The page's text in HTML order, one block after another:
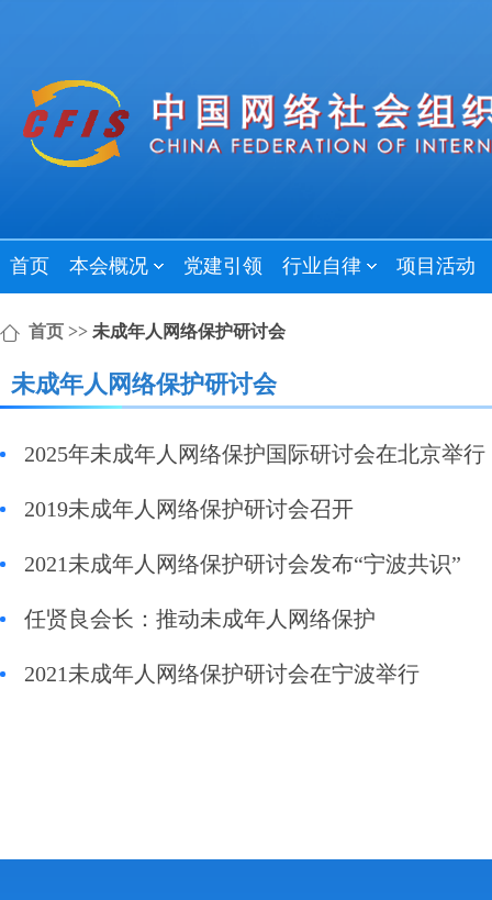
首页 本会概况 党建引领 行业自律 项目活动
首页 >> 未成年人网络保护研讨会
未成年人网络保护研讨会
2025年未成年人网络保护国际研讨会在北京举行
2019未成年人网络保护研讨会召开
2021未成年人网络保护研讨会发布“宁波共识”
任贤良会长：推动未成年人网络保护
2021未成年人网络保护研讨会在宁波举行